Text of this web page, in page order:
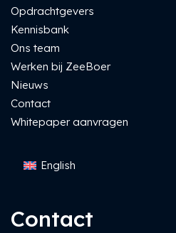
Opdrachtgevers
Kennisbank
Ons team
Werken bij ZeeBoer
Nieuws
Contact
Whitepaper aanvragen
English
Contact